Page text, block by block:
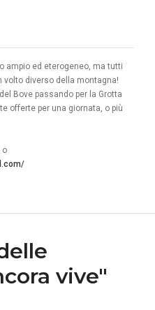
ampio ed eterogeneo, ma tutti
volto diverso della montagna!
Bove passando per la Grotta
offerte per una giornata, o più
o
vive"